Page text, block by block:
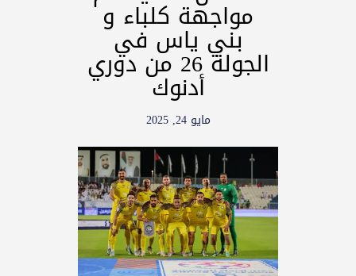
مواجهة كلباء و
بني ياس في
الجولة 26 من دوري
أدنوك
مايو 24, 2025